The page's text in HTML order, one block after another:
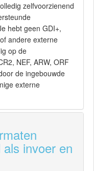
zelfvoorzienend
hebt geen GDI+,
andere externe
op de
NEF, ARW, ORF
de ingebouwde
externe
invoer en